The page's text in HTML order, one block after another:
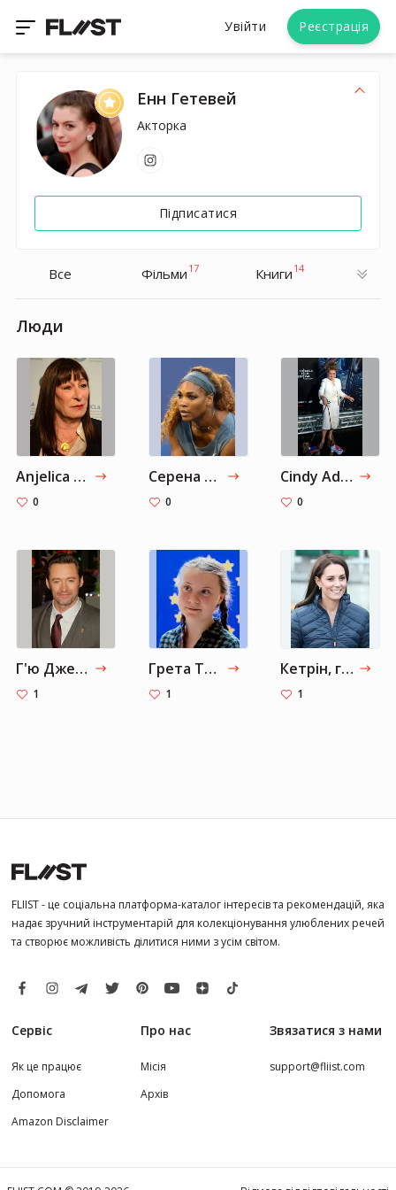
Увійти Реєстрація
Енн Гетевей
Акторка
Підписатися
Все Фільми 17 Книги 14
Люди
Anjelica Huston
0
Серена Вільямс
0
Cindy Adams
0
Г'ю Джекман
1
Грета Тунберг
1
Кетрін, герцогиня Кембриджська
1
FLIIST - це соціальна платформа-каталог інтересів та рекомендацій, яка
надає зручний інструментарій для колекціонування улюблених речей
та створює можливість ділитися ними з усім світом.
Сервіс
Як це працює
Допомога
Amazon Disclaimer
Про нас
Місія
Архів
Звязатися з нами
support@fliist.com